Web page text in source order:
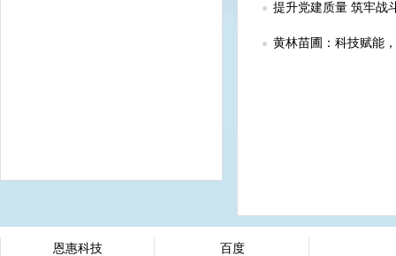
提升党建质量 筑牢战
黄林苗圃：科技赋能
恩惠科技 百度